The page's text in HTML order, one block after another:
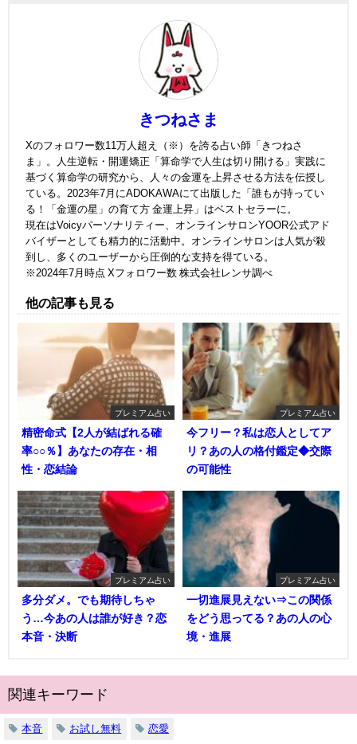
きつねさま
Xのフォロワー数11万人超え（※）を誇る占い師「きつねさ
ま」。人生逆転・開運矯正「算命学で人生は切り開ける」実践に
基づく算命学の研究から、人々の金運を上昇させる方法を伝授し
ている。2023年7月にADOKAWAにて出版した「誰もが持ってい
る！「金運の星」の育て方 金運上昇」はベストセラーに。
現在はVoicyパーソナリティー、オンラインサロンYOOR公式アド
バイザーとしても精力的に活動中。オンラインサロンは人気が殺
到し、多くのユーザーから圧倒的な支持を得ている。
※2024年7月時点 Xフォロワー数 株式会社レンサ調べ
他の記事も見る
プレミアム占い
精密命式【2人が結ばれる確
率○○％】あなたの存在・相
性・恋結論
プレミアム占い
今フリー？私は恋人としてア
リ？あの人の格付鑑定◆交際
の可能性
プレミアム占い
多分ダメ。でも期待しちゃ
う…今あの人は誰が好き？恋
本音・決断
プレミアム占い
一切進展見えない⇒この関係
をどう思ってる？あの人の心
境・進展
関連キーワード
本音 お試し無料 恋愛